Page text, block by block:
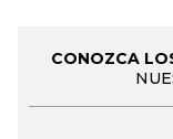
CONOZCA